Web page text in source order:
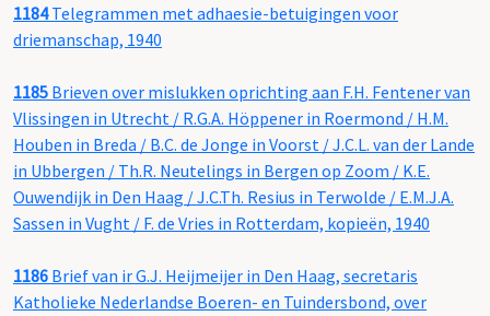
1184Telegrammen met adhaesie-betuigingen voor
driemanschap, 1940
1185 Brieven over mislukken oprichting aan F.H. Fentener van
Vlissingen in Utrecht / R.G.A. Höppener in Roermond / H.M.
Houben in Breda / B.C. de Jonge in Voorst / J.C.L. van der Lande
in Ubbergen / Th.R. Neutelings in Bergen op Zoom / K.E.
Ouwendijk in Den Haag / J.C.Th. Resius in Terwolde / E.M.J.A.
Sassen in Vught / F. de Vries in Rotterdam, kopieën, 1940
1186 Brief van ir G.J. Heijmeijer in Den Haag, secretaris
Katholieke Nederlandse Boeren- en Tuindersbond, over